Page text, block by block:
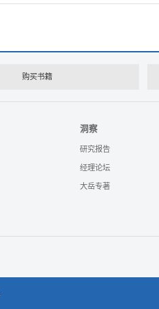
购买书籍
洞察
研究报告
经理论坛
大岳专著